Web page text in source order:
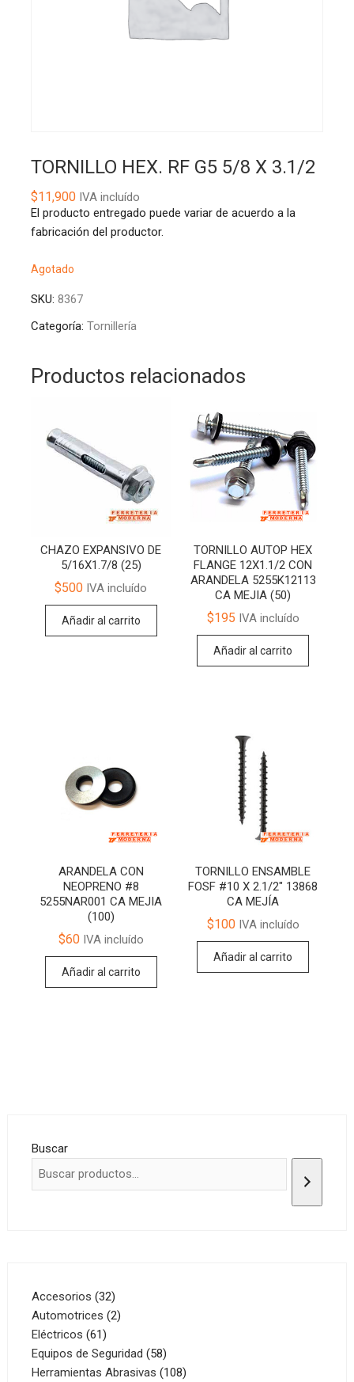
TORNILLO HEX. RF G5 5/8 X 3.1/2
$11,900IVA incluído
El producto entregado puede variar de acuerdo a la
fabricación del productor.
Agotado
SKU: 8367
Categoría: Tornillería
Productos relacionados
CHAZO EXPANSIVO DE
5/16X1.7/8 (25)
$500 IVA incluído
Añadir al carrito
TORNILLO AUTOP HEX
FLANGE 12X1.1/2 CON
ARANDELA 5255K12113
CA MEJIA (50)
$195 IVA incluído
Añadir al carrito
ARANDELA CON
NEOPRENO #8
5255NAR001 CA MEJIA
(100)
$60IVA incluído
Añadir al carrito
TORNILLO ENSAMBLE
FOSF #10 X 2.1/2″ 13868
CA MEJÍA
$100IVA incluído
Añadir al carrito
Buscar
Accesorios 3232
productos
Automotrices 22
Eléctricos 6161
productos
Equipos de Seguridad 5858
productos
Herramientas Abrasivas 108108